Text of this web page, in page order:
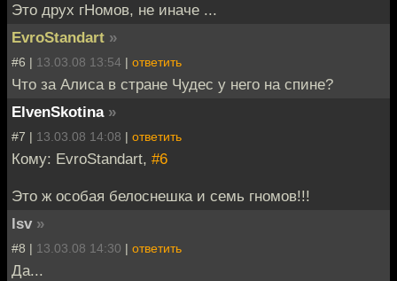
Это друх гНомов, не иначе ...
EvroStandart »
#6 | 13.03.08 13:54 | ответить
Что за Алиса в стране Чудес у него на спине?
ElvenSkotina »
#7 | 13.03.08 14:08 | ответить
Кому: EvroStandart, #6
Это ж особая белоснешка и семь гномов!!!
lsv »
#8 | 13.03.08 14:30 | ответить
Да...